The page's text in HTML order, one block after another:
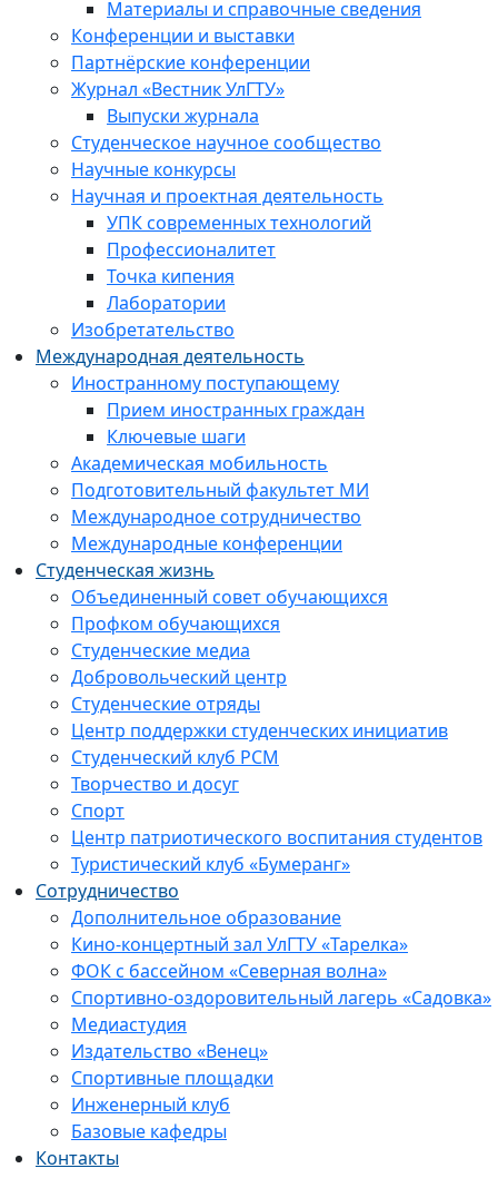
Материалы и справочные сведения
Конференции и выставки
Партнёрские конференции
Журнал «Вестник УлГТУ»
Выпуски журнала
Студенческое научное сообщество
Научные конкурсы
Научная и проектная деятельность
УПК современных технологий
Профессионалитет
Точка кипения
Лаборатории
Изобретательство
Международная деятельность
Иностранному поступающему
Прием иностранных граждан
Ключевые шаги
Академическая мобильность
Подготовительный факультет МИ
Международное сотрудничество
Международные конференции
Студенческая жизнь
Объединенный совет обучающихся
Профком обучающихся
Студенческие медиа
Добровольческий центр
Студенческие отряды
Центр поддержки студенческих инициатив
Студенческий клуб РСМ
Творчество и досуг
Спорт
Центр патриотического воспитания студентов
Туристический клуб «Бумеранг»
Сотрудничество
Дополнительное образование
Кино-концертный зал УлГТУ «Тарелка»
ФОК с бассейном «Северная волна»
Спортивно-оздоровительный лагерь «Садовка»
Медиастудия
Издательство «Венец»
Спортивные площадки
Инженерный клуб
Базовые кафедры
Контакты